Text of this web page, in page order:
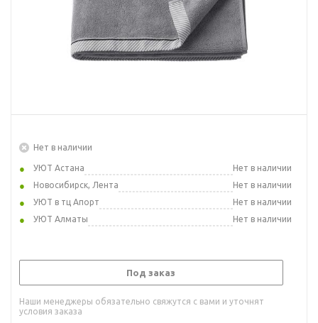
Нет в наличии
УЮТ Астана
Нет в наличии
Новосибирск, Лента
Нет в наличии
УЮТ в тц Апорт
Нет в наличии
УЮТ Алматы
Нет в наличии
Под заказ
Наши менеджеры обязательно свяжутся с вами и уточнят
условия заказа